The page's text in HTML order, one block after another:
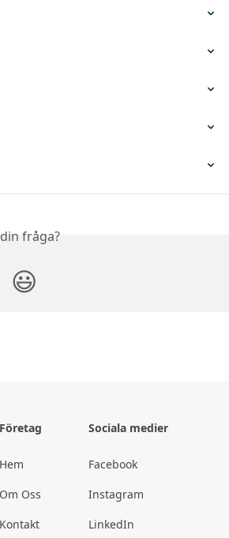
fråga?
😃
Företag
Hem
Om Oss
Kontakt
Sociala medier
Facebook
Instagram
LinkedIn